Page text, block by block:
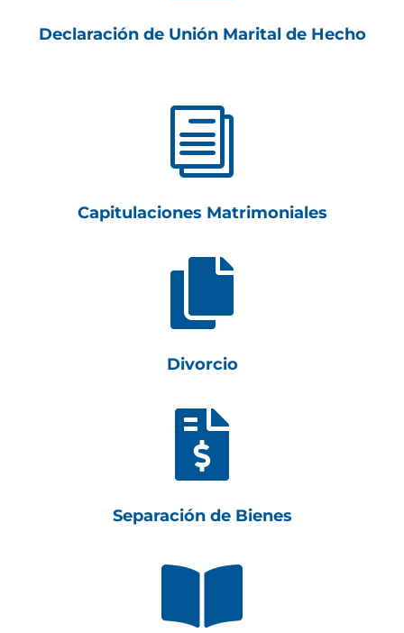
Declaración de Unión Marital de Hecho
i
Capitulaciones Matrimoniales

Divorcio

Separación de Bienes
